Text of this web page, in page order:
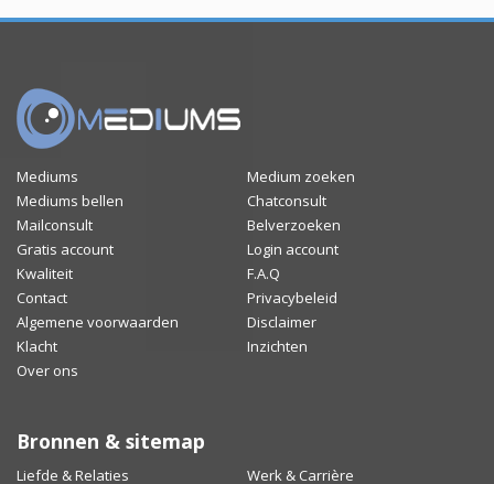
Mediums
Medium zoeken
Mediums bellen
Chatconsult
Mailconsult
Belverzoeken
Gratis account
Login account
Kwaliteit
F.A.Q
Contact
Privacybeleid
Algemene voorwaarden
Disclaimer
Klacht
Inzichten
Over ons
Bronnen & sitemap
Liefde & Relaties Werk & Carrière